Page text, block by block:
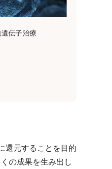
伝子治療
還元することを目的
の成果を生み出し